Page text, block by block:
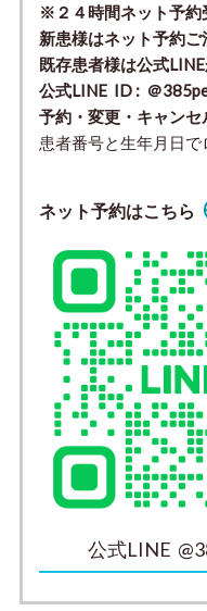
※２４時間ネット予約
新患様はネット予約
既存患者様は公式
公式LINE ID : ＠
予約・変更・キャンセ
患者番号と生年月日
ネット予約はこちら
公式LINE